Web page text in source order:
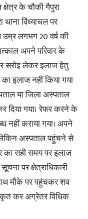
के चौकी गैपुरा
थाना विंध्याचल पर
उम्र लगभग 20 वर्ष की
अपने परिवार के
सरोइ लेकर इलाज हेतु
इलाज नहीं किया गया
या जिला अस्पताल
दिया गया। रेफर करने के
नहीं कराया गया। अपने
अस्पताल पहुंचने से
का सही समय पर इलाज
पर क्षेत्राधिकारी
मौके पर पहुंचकर शव
कर अग्रेतर विधिक